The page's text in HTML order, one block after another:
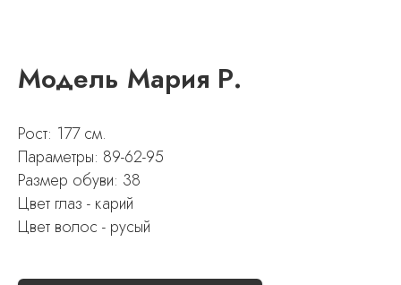
Модель Мария Р.
Рост: 177 см.
Параметры: 89-62-95
Размер обуви: 38
Цвет глаз - карий
Цвет волос - русый